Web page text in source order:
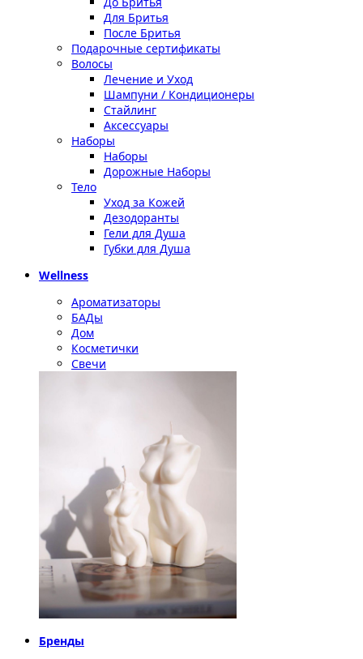
Для Бритья
После Бритья
Подарочные сертификаты
Волосы
Лечение и Уход
Шампуни / Кондиционеры
Стайлинг
Аксессуары
Наборы
Наборы
Дорожные Наборы
Тело
Уход за Кожей
Дезодоранты
Гели для Душа
Губки для Душа
Wellness
Ароматизаторы
БАДы
Дом
Косметички
Свечи
Бренды